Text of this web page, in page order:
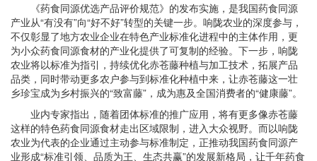
《药食同源优选产品评价规范》的发布实施，是我国药食同源
产业从“有没有”向“好不好”转型的关键一步。响陇农业的深度参与，
不仅彰显了地方农业企业在特色产业标准化进程中的主体作用，更
为小众药食同源食材的产业化提供了可复制的经验。下一步，响陇
农业将以标准为指引，持续优化赤苍藤种植与加工技术，拓展产品
品类，同时带动更多农户参与到标准化种植中来，让赤苍藤这一壮
乡珍宝成为乡村振兴的“致富藤”，成为惠及全国消费者的“健康藤”。
业内专家指出，随着团体标准的推广应用，将有更多像赤苍藤
这样的特色药食同源食材走出区域限制，进入大众视野。而以响陇
农业为代表的企业通过主动参与标准制定，正推动我国药食同源产
业形成“标准引领、品质为王、生态共赢”的发展新格局，让千年药食